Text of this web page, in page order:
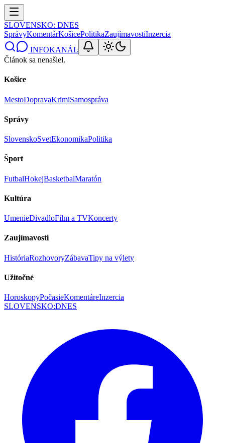
SLOVENSKO: DNES
SprávyKomentárKošicePolitikaZaujímavostiInzercia
INFOKANÁL
Článok sa nenašiel.
Košice
MestoDopravaKrimiSamospráva
Správy
SlovenskoSvetEkonomikaPolitika
Šport
FutbalHokejBasketbalMaratón
Kultúra
UmenieDivadloFilm a TVKoncerty
Zaujímavosti
HistóriaRozhovoryZábavaTipy na výlety
Užitočné
HoroskopyPočasieKomentáreInzercia
SLOVENSKO:DNES